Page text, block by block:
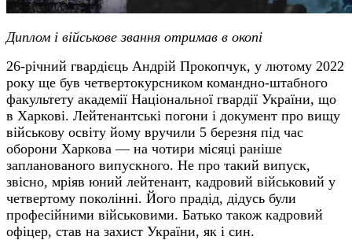
Диплом і військове звання отримав в окопі
26-річний гвардієць Андрій Прокопчук, у лютому 2022
року ще був четвертокурсником командно-штабного
факультету академії Національної гвардії України, що
в Харкові. Лейтенантські погони і документ про вищу
військову освіту йому вручили 5 березня під час
оборони Харкова — на чотири місяці раніше
запланованого випускного. Не про такий випуск,
звісно, мріяв юний лейтенант, кадровий військовий у
четвертому поколінні. Його прадід, дідусь були
професійними військовими. Батько також кадровий
офіцер, став на захист України, як і син.